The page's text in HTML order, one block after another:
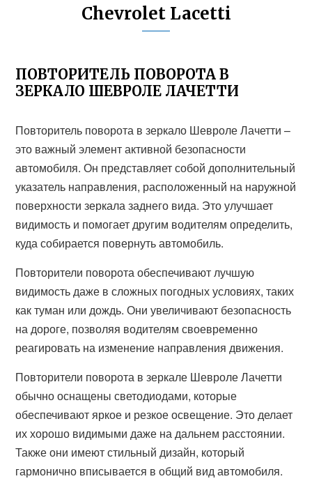
Chevrolet Lacetti
ПОВТОРИТЕЛЬ ПОВОРОТА В
ЗЕРКАЛО ШЕВРОЛЕ ЛАЧЕТТИ
Повторитель поворота в зеркало Шевроле Лачетти –
это важный элемент активной безопасности
автомобиля. Он представляет собой дополнительный
указатель направления, расположенный на наружной
поверхности зеркала заднего вида. Это улучшает
видимость и помогает другим водителям определить,
куда собирается повернуть автомобиль.
Повторители поворота обеспечивают лучшую
видимость даже в сложных погодных условиях, таких
как туман или дождь. Они увеличивают безопасность
на дороге, позволяя водителям своевременно
реагировать на изменение направления движения.
Повторители поворота в зеркале Шевроле Лачетти
обычно оснащены светодиодами, которые
обеспечивают яркое и резкое освещение. Это делает
их хорошо видимыми даже на дальнем расстоянии.
Также они имеют стильный дизайн, который
гармонично вписывается в общий вид автомобиля.